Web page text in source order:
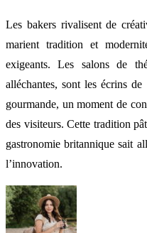
Les bakers rivalisent de
marient tradition et
exigeants. Les salons de
alléchantes, sont les écrins
gourmande, un moment de
des visiteurs. Cette tradition
gastronomie britannique sait
l’innovation.